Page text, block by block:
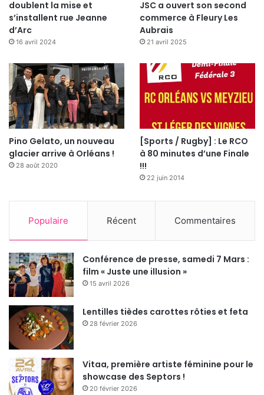
doublent la mise et
s’installent rue Jeanne
d’Arc
16 avril 2024
JSC a ouvert son second
commerce à Fleury Les
Aubrais
21 avril 2025
Pino Gelato, un nouveau
glacier arrive à Orléans !
28 août 2020
[Sports / Rugby] : Le RCO
à 80 minutes d’une Finale
!!!
22 juin 2014
Populaire Récent Commentaires
Conférence de presse, samedi 7 Mars :
film « Juste une illusion »
15 avril 2026
Lentilles tièdes carottes rôties et feta
28 février 2026
Vitaa, première artiste féminine pour le
showcase des Septors !
20 février 2026